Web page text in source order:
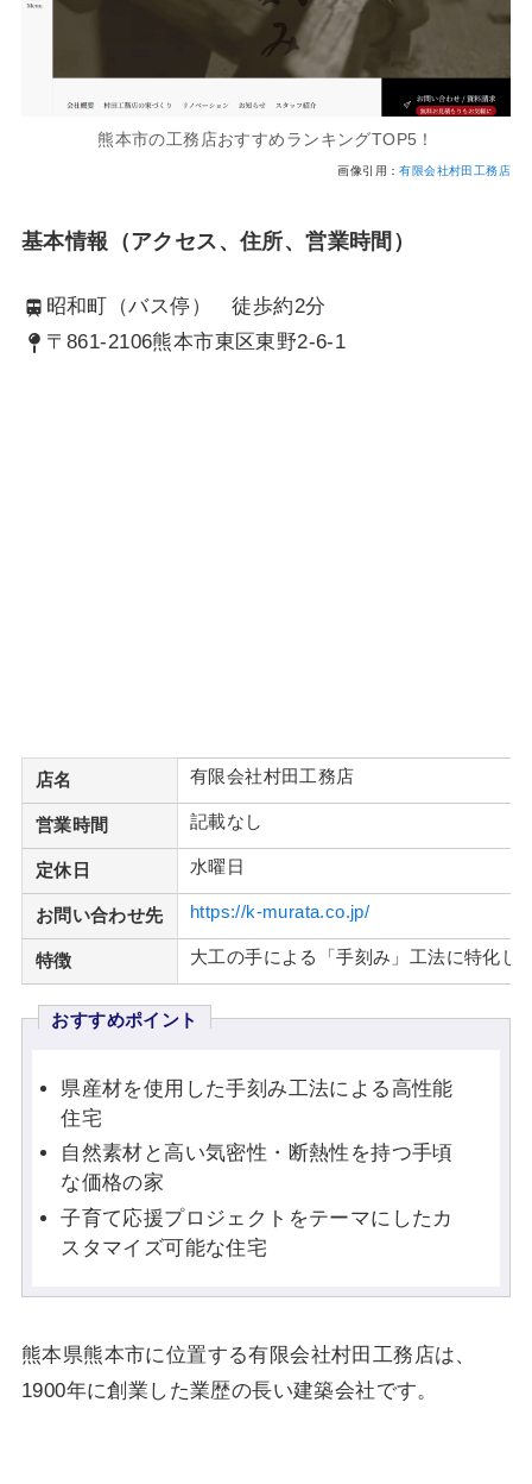
熊本市の工務店おすすめランキングTOP5！
画像引用：有限会社村田工務店
基本情報（アクセス、住所、営業時間）
昭和町（バス停） 徒歩約2分
〒861-2106熊本市東区東野2-6-1
店名 有限会社村田工務店
営業時間 記載なし
定休日 水曜日
お問い合わせ先 https://k-murata.co.jp/
特徴 大工の手による「手刻み」工法に特化し
おすすめポイント
県産材を使用した手刻み工法による高性能
住宅
自然素材と高い気密性・断熱性を持つ手頃
な価格の家
子育て応援プロジェクトをテーマにしたカ
スタマイズ可能な住宅
熊本県熊本市に位置する有限会社村田工務店は、
1900年に創業した業歴の長い建築会社です。